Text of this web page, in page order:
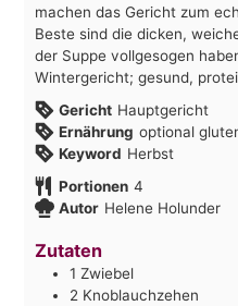
machen das Gericht zum
Beste sind die dicken,
der Suppe vollgesogen
Wintergericht; gesund,
Gericht Hauptgericht
Ernährung optional
Keyword Herbst
Portionen 4
Autor Helene Holunder
Zutaten
1 Zwiebel
2 Knoblauchzehen